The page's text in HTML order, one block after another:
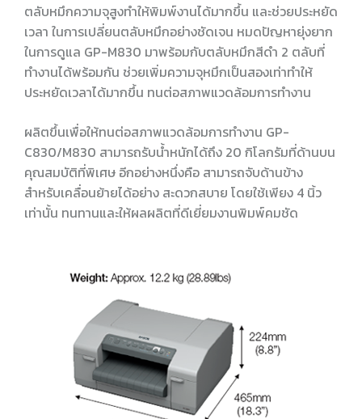
ตลับหมึกความจุสูงทำให้พิมพ์งานได้มากขึ้น และช่วยประหยัด
เวลา ในการเปลี่ยนตลับหมึกอย่างชัดเจน หมดปัญหายุ่งยาก
ในการดูแล GP-M830 มาพร้อมกับตลับหมึกสีดำ 2 ตลับที่
ทำงานได้พร้อมกัน ช่วยเพิ่มความจุหมึกเป็นสองเท่าทำให้
ประหยัดเวลาได้มากขึ้น ทนต่อสภาพแวดล้อมการทำงาน
ผลิตขึ้นเพื่อให้ทนต่อสภาพแวดล้อมการทำงาน GP-
C830/M830 สามารถรับน้ำหนักได้ถึง 20 กิโลกรัมที่ด้านบน
คุณสมบัติที่พิเศษ อีกอย่างหนึ่งคือ สามารถจับด้านข้าง
สำหรับเคลื่อนย้ายได้อย่าง สะดวกสบาย โดยใช้เพียง 4 นิ้ว
เท่านั้น ทนทานและให้ผลผลิตที่ดีเยี่ยมงานพิมพ์คมชัด